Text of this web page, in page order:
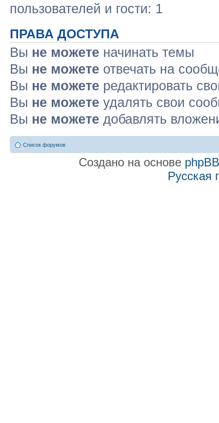
пользователей и гости: 1
ПРАВА ДОСТУПА
Вы не можете начинать темы
Вы не можете отвечать на
Вы не можете редактировать
Вы не можете удалять свои
Вы не можете добавлять
Список форумов
Создано на основе phpBB
Русская